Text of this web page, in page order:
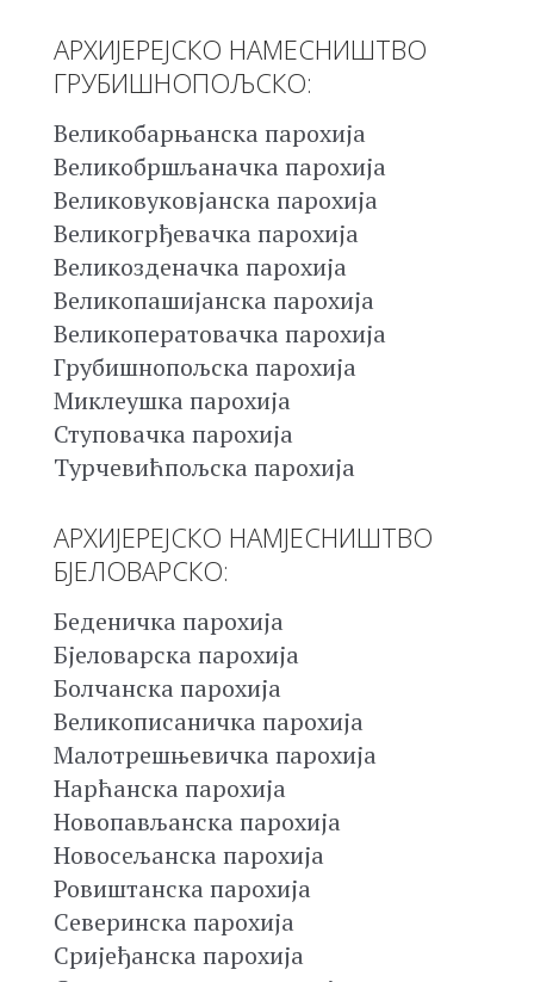
АРХИЈЕРЕЈСКО НАМЕСНИШТВО
ГРУБИШНОПОЉСКО:
Великобарњанска парохија
Великобршљаначка парохија
Великовуковјанска парохија
Великогрђевачка парохија
Великозденачка парохија
Великопашијанска парохија
Великоператовачка парохија
Грубишнопољска парохија
Миклеушка парохија
Ступовачка парохија
Турчевићпољска парохија
АРХИЈЕРЕЈСКО НАМЈЕСНИШТВО
БЈЕЛОВАРСКО:
Беденичка парохија
Бјеловарска парохија
Болчанска парохија
Великописаничка парохија
Малотрешњевичка парохија
Нарћанска парохија
Новопављанска парохија
Новосељанска парохија
Ровиштанска парохија
Северинска парохија
Сријеђанска парохија